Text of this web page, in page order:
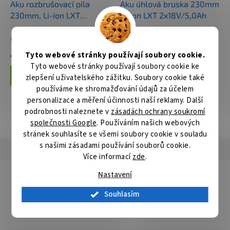
Tyto webové stránky používají soubory cookie.
Tyto webové stránky používají soubory cookie ke
zlepšení uživatelského zážitku. Soubory cookie také
používáme ke shromažďování údajů za účelem
personalizace a měření účinnosti naší reklamy. Další
podrobnosti naleznete v zásadách ochrany soukromí
společnosti Google. Používáním našich webových
stránek souhlasíte se všemi soubory cookie v souladu
s našimi zásadami používání souborů cookie.
Více informacízde.
Nastavení
Souhlasím
Aku rozbrušovací pila
230mm, Li-ion LXT
2x18V,bez aku Z
Skladem
14 576 Kč
Do košíku
Aku úhlová bruska 230mm
Li-ion LXT 2x18V/5,0Ah
Skladem
15 344 Kč
Do košíku
ZOBRAZIT VŠECHNY SOUVISEJÍCÍ PRODUKTY
Hodnocení Diskuze
Detailní popis produktu
Řezný kotouč na hliník speciálně vyvinutý pro přesné řezání
hliníkových obrobků, určený pro úhlové brusky.